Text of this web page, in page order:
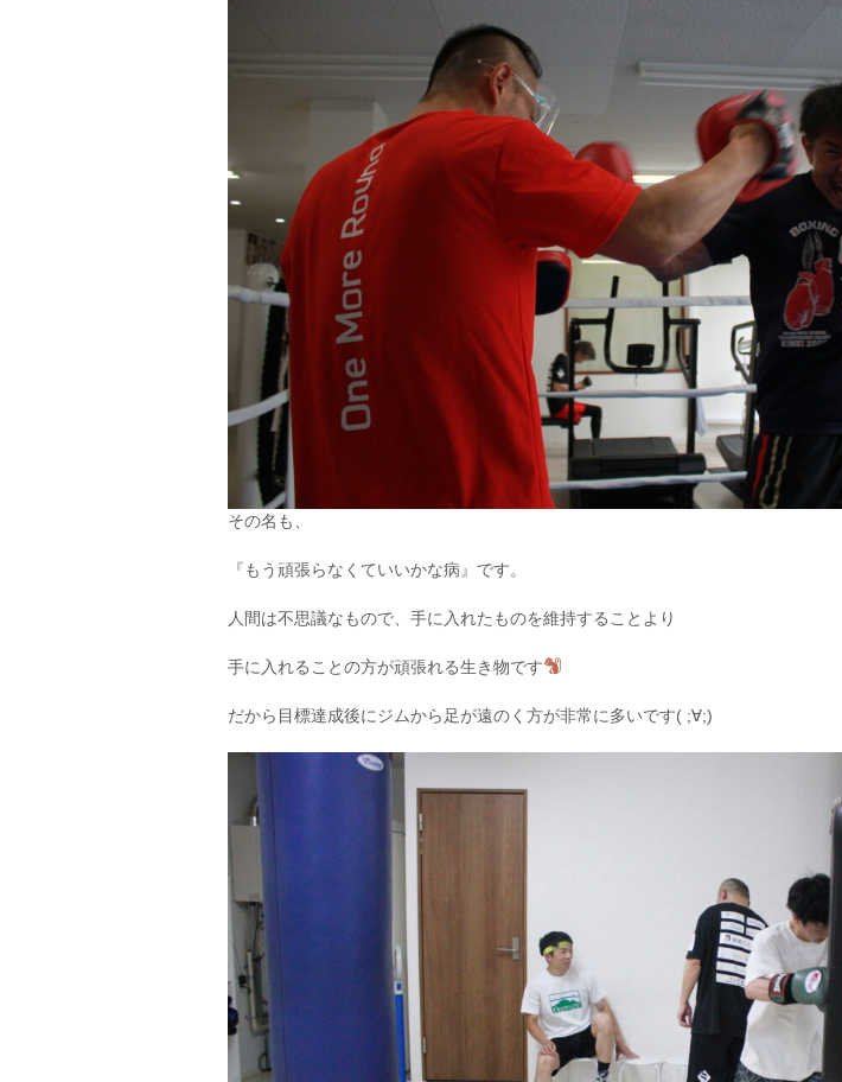
その名も、
『もう頑張らなくていいかな病』です。
人間は不思議なもので、手に入れたものを維持することより
手に入れることの方が頑張れる生き物です
だから目標達成後にジムから足が遠のく方が非常に多いです( ;∀;)